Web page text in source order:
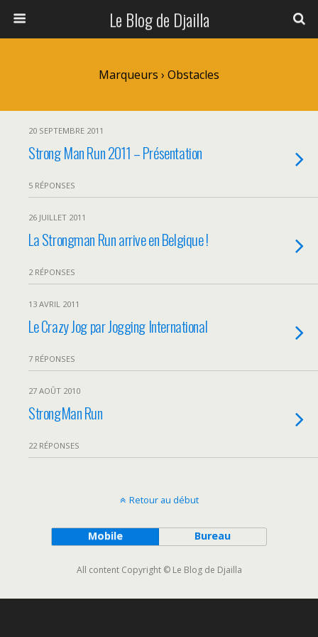
Le Blog de Djailla
Marqueurs › Obstacles
20 SEPTEMBRE 2011
Strong Man Run 2011 – Présentation
5 RÉPONSES
26 JUILLET 2011
La Strongman Run arrive en Belgique !
2 RÉPONSES
13 AVRIL 2011
Le Crazy Jog par Jogging International
7 RÉPONSES
27 AOÛT 2010
StrongMan Run
22 RÉPONSES
Retour au début
Mobile Bureau
All content Copyright © Le Blog de Djailla